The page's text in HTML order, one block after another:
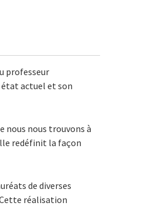
professeur
état actuel et son
nous nous trouvons à
redéfinit la façon
de diverses
réalisation